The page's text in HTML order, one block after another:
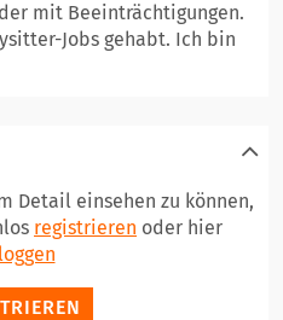
mit Beeinträchtigungen.
Jobs gehabt. Ich bin
Detail einsehen zu können,
registrieren oder hier